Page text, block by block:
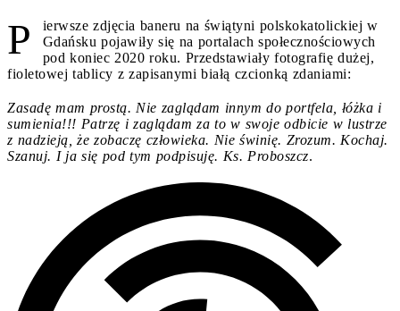
P
ierwsze zdjęcia baneru na świątyni polskokatolickiej w
Gdańsku pojawiły się na portalach społecznościowych
pod koniec 2020 roku. Przedstawiały fotografię dużej,
fioletowej tablicy z zapisanymi białą czcionką zdaniami:
Zasadę mam prostą. Nie zaglądam innym do portfela, łóżka i
sumienia!!! Patrzę i zaglądam za to w swoje odbicie w lustrze
z nadzieją, że zobaczę człowieka. Nie świnię. Zrozum. Kochaj.
Szanuj. I ja się pod tym podpisuję. Ks. Proboszcz.